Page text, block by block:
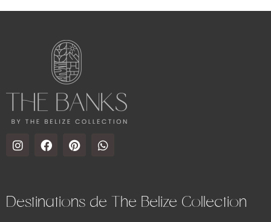
Destinations de The Belize Collection